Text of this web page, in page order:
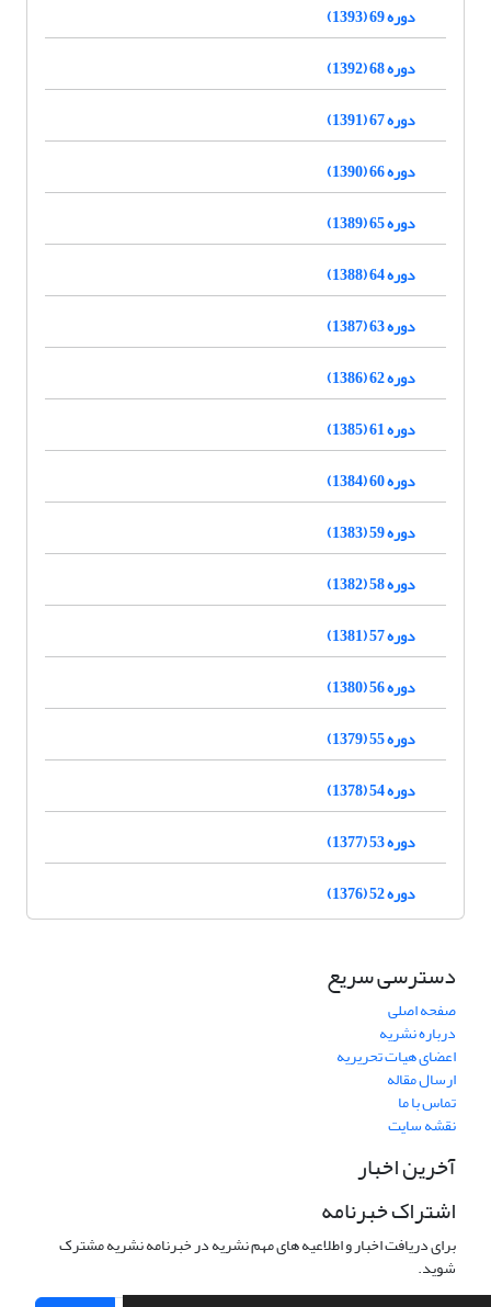
دوره 69 (1393)
دوره 68 (1392)
دوره 67 (1391)
دوره 66 (1390)
دوره 65 (1389)
دوره 64 (1388)
دوره 63 (1387)
دوره 62 (1386)
دوره 61 (1385)
دوره 60 (1384)
دوره 59 (1383)
دوره 58 (1382)
دوره 57 (1381)
دوره 56 (1380)
دوره 55 (1379)
دوره 54 (1378)
دوره 53 (1377)
دوره 52 (1376)
دسترسی سریع
صفحه اصلی
درباره نشریه
اعضای هیات تحریریه
ارسال مقاله
تماس با ما
نقشه سایت
آخرین اخبار
اشتراک خبرنامه
برای دریافت اخبار و اطلاعیه های مهم نشریه در خبرنامه نشریه مشترک
شوید.